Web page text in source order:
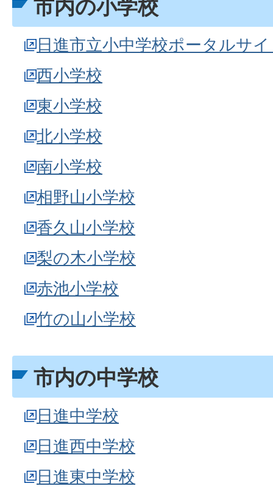
市内の小学校
日進市立小中学校ポータルサ
西小学校
東小学校
北小学校
南小学校
相野山小学校
香久山小学校
梨の木小学校
赤池小学校
竹の山小学校
市内の中学校
日進中学校
日進西中学校
日進東中学校